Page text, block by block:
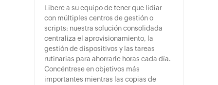
Libere a su equipo de tener que lidiar
con múltiples centros de gestión o
scripts: nuestra solución consolidada
centraliza el aprovisionamiento, la
gestión de dispositivos y las tareas
rutinarias para ahorrarle horas cada día.
Concéntrese en objetivos más
importantes mientras las copias de